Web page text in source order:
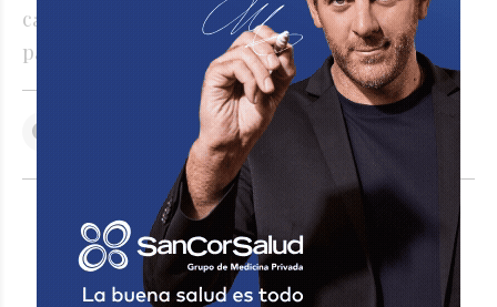
cambio real se logra con cercanía y
participación. En equipo y unidos”
VER COMENTARIOS